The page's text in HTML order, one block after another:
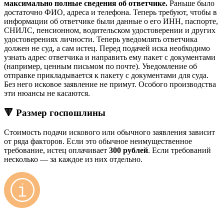
максимально полные сведения об ответчике. Раньше было
достаточно ФИО, адреса и телефона. Теперь требуют, чтобы в
информации об ответчике были данные о его ИНН, паспорте,
СНИЛС, пенсионном, водительском удостоверении и других
удостоверениях личности. Теперь уведомлять ответчика
должен не суд, а сам истец. Перед подачей иска необходимо
узнать адрес ответчика и направить ему пакет с документами
(например, ценным письмом по почте). Уведомление об
отправке прикладывается к пакету с документами для суда.
Без него исковое заявление не примут. Особого производства
эти нюансы не касаются.
🔻 Размер госпошлины
Стоимость подачи искового или обычного заявления зависит
от ряда факторов. Если это обычное неимущественное
требование, истец оплачивает 300 рублей. Если требований
несколько — за каждое из них отдельно.